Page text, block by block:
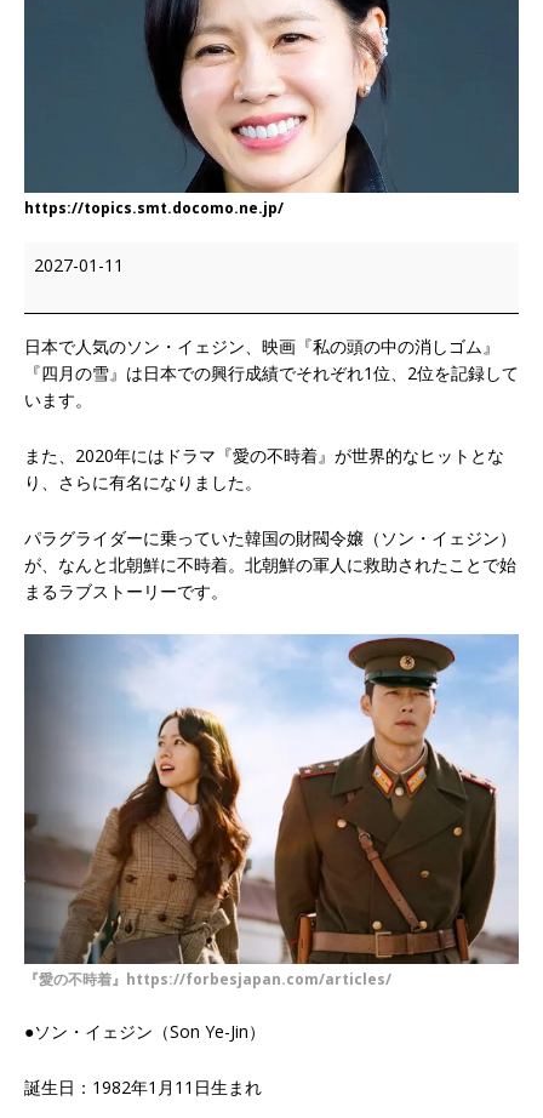
https://topics.smt.docomo.ne.jp/
2027-01-11
日本で人気のソン・イェジン、映画『私の頭の中の消しゴム』
『四月の雪』は日本での興行成績でそれぞれ1位、2位を記録して
います。
また、2020年にはドラマ『愛の不時着』が世界的なヒットとな
り、さらに有名になりました。
パラグライダーに乗っていた韓国の財閥令嬢（ソン・イェジン）
が、なんと北朝鮮に不時着。北朝鮮の軍人に救助されたことで始
まるラブストーリーです。
『愛の不時着』https://forbesjapan.com/articles/
●ソン・イェジン（Son Ye-Jin）
誕生日：1982年1月11日生まれ